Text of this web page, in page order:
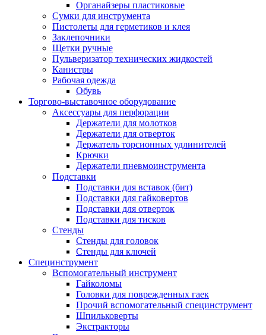
Органайзеры пластиковые
Сумки для инструмента
Пистолеты для герметиков и клея
Заклепочники
Щетки ручные
Пульверизатор технических жидкостей
Канистры
Рабочая одежда
Обувь
Торгово-выставочное оборудование
Аксессуары для перфорации
Держатели для молотков
Держатели для отверток
Держатель торсионных удлинителей
Крючки
Держатели пневмоинструмента
Подставки
Подставки для вставок (бит)
Подставки для гайковертов
Подставки для отверток
Подставки для тисков
Стенды
Стенды для головок
Стенды для ключей
Специнструмент
Вспомогательный инструмент
Гайколомы
Головки для поврежденных гаек
Прочий вспомогательный специнструмент
Шпильковерты
Экстракторы